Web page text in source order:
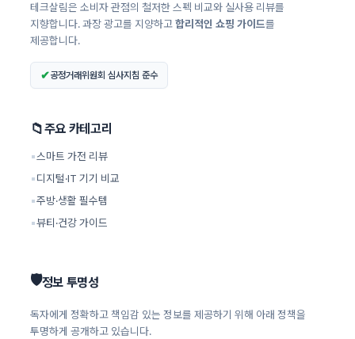
테크살림은 소비자 관점의 철저한 스펙 비교와 실사용 리뷰를
지향합니다. 과장 광고를 지양하고합리적인 쇼핑 가이드를
제공합니다.
✔공정거래위원회 심사지침 준수
📁주요 카테고리
▪스마트 가전 리뷰
▪디지털·IT 기기 비교
▪주방·생활 필수템
▪뷰티·건강 가이드
🛡️정보 투명성
독자에게 정확하고 책임감 있는 정보를 제공하기 위해 아래 정책을
투명하게 공개하고 있습니다.